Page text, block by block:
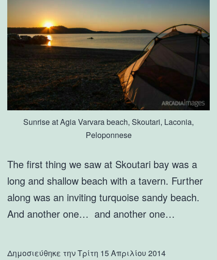
Sunrise at Agia Varvara beach, Skoutari, Laconia,
Peloponnese
The first thing we saw at Skoutari bay was a
long and shallow beach with a tavern. Further
along was an inviting turquoise sandy beach.
And another one… and another one…
Δημοσιεύθηκε τηνΤρίτη 15 Απριλίου 2014